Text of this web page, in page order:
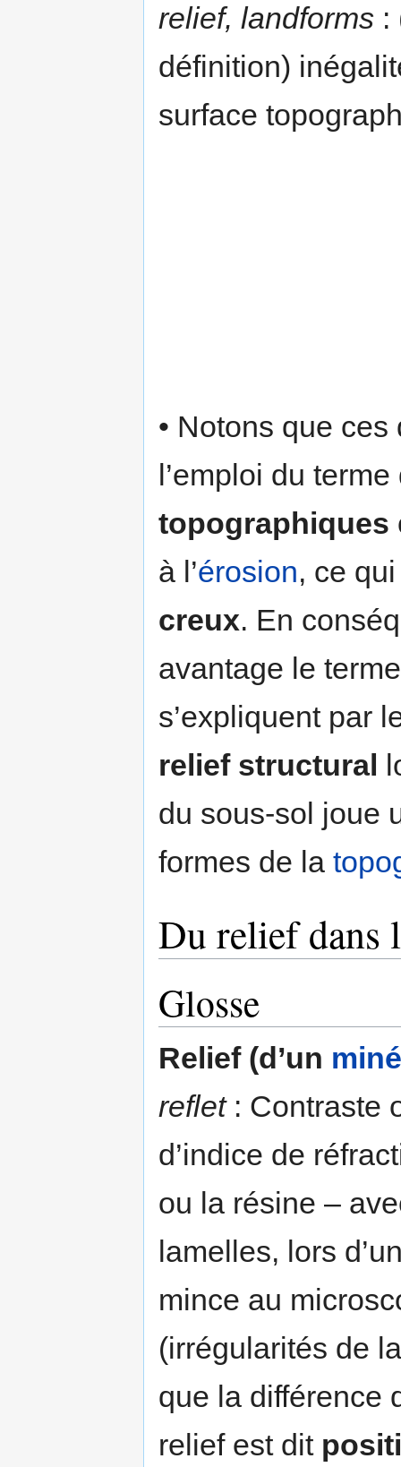
relief, landforms :
définition)
surface
• Notons que
l’emploi du
topographiques
à l’érosion, ce
creux. En
avantage le
s’expliquent par
relief structural
du sous-sol joue
formes de la
Du relief dans
Glosse
Relief (d’un
reflet: Contraste
d’indice de
ou la résine –
lamelles, lors
mince au
(irrégularités de
que la différence
relief est dit